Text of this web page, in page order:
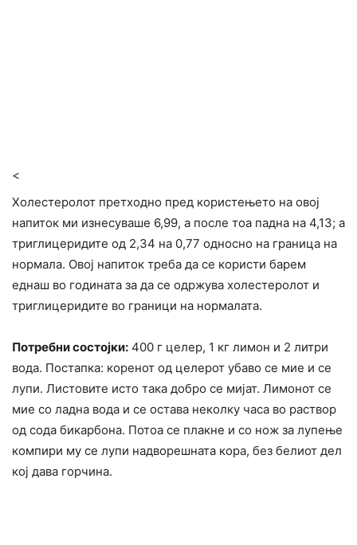
<
Холестеролот претходно пред користењето на овој
напиток ми изнесуваше 6,99, а после тоа падна на 4,13; а
триглицеридите од 2,34 на 0,77 односно на граница на
нормала. Овој напиток треба да се користи барем
еднаш во годината за да се одржува холестеролот и
триглицеридите во граници на нормалата.
Потребни состојки: 400 г целер, 1 кг лимон и 2 литри
вода. Постапка: коренот од целерот убаво се мие и се
лупи. Листовите исто така добро се мијат. Лимонот се
мие со ладна вода и се остава неколку часа во раствор
од сода бикарбона. Потоа се плакне и со нож за лупење
компири му се лупи надворешната кора, без белиот дел
кој дава горчина.